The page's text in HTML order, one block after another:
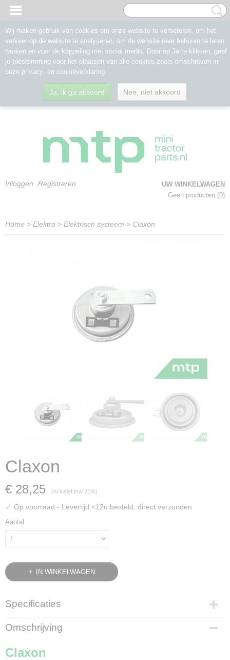
Inloggen Registreren
UW WINKELWAGEN
Geen producten (0)
Home > Elektra > Elektrisch systeem > Claxon
Claxon
€ 28,25 (inclusief btw 21%)
✓ Op voorraad - Levertijd <12u besteld, direct verzonden
Aantal
IN WINKELWAGEN
Specificaties
Bruto gewicht
0,40 Kg
Omschrijving
Claxon
Wij maken gebruik van cookies om onze website te verbeteren, om het
verkeer op de website te analyseren, om de website naar behoren te laten
werken en voor de koppeling met social media. Door op Ja te klikken, geef
je toestemming voor het plaatsen van alle cookies zoals omschreven in
onze privacy- en cookieverklaring.
Ja, ik ga akkoord Nee, niet akkoord